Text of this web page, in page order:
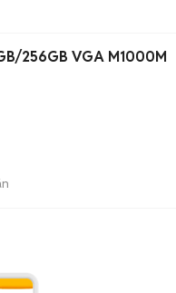
256GB VGA M1000M